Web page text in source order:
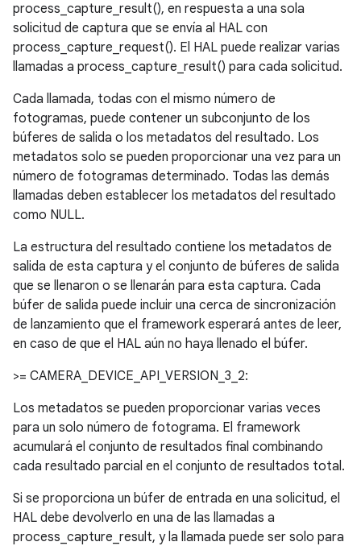
process_capture_result(), en respuesta a una sola
solicitud de captura que se envía al HAL con
process_capture_request(). El HAL puede realizar varias
llamadas a process_capture_result() para cada solicitud.
Cada llamada, todas con el mismo número de
fotogramas, puede contener un subconjunto de los
búferes de salida o los metadatos del resultado. Los
metadatos solo se pueden proporcionar una vez para un
número de fotogramas determinado. Todas las demás
llamadas deben establecer los metadatos del resultado
como NULL.
La estructura del resultado contiene los metadatos de
salida de esta captura y el conjunto de búferes de salida
que se llenaron o se llenarán para esta captura. Cada
búfer de salida puede incluir una cerca de sincronización
de lanzamiento que el framework esperará antes de leer,
en caso de que el HAL aún no haya llenado el búfer.
>= CAMERA_DEVICE_API_VERSION_3_2:
Los metadatos se pueden proporcionar varias veces
para un solo número de fotograma. El framework
acumulará el conjunto de resultados final combinando
cada resultado parcial en el conjunto de resultados total.
Si se proporciona un búfer de entrada en una solicitud, el
HAL debe devolverlo en una de las llamadas a
process_capture_result, y la llamada puede ser solo para